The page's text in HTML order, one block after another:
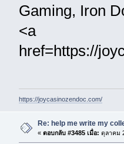
Gaming, Iron
<a
href=https://
https://joycasinozendoc.com/
Re: help me write my
« ตอบกลับ #3485 เมื่อ: ตุลาคม